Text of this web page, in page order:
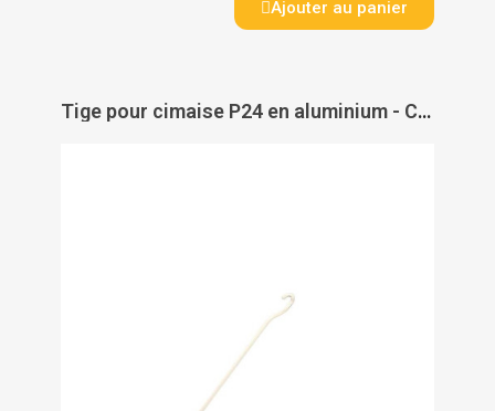
Ajouter au panier
Tige pour cimaise P24 en aluminium - CIVIC